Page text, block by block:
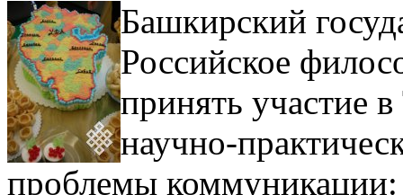
Башкирский
Российское
принять участие
научно-
проблемы коммуникации: